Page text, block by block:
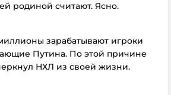
родиной считают. Ясно.
зарабатывают игроки
Путина. По этой причине
НХЛ из своей жизни.